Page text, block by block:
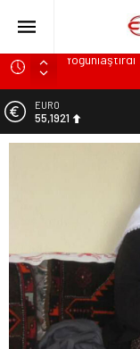
Konyalı Çiftci
Konya’da
kaybeden biri
KULU’DA
Trafik
Hayatını
Başkan
Yoğunlaştırdı
EURO
55,1921
47,7155